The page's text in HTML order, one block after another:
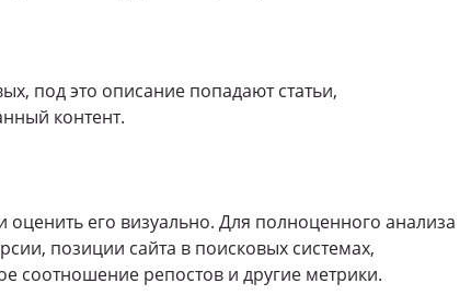
под это описание попадают статьи,
контент.
оценить его визуально. Для полноценного анализа
позиции сайта в поисковых системах,
соотношение репостов и другие метрики.